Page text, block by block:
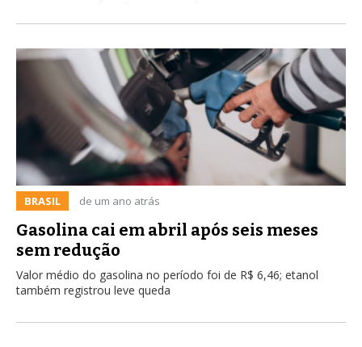
BRASIL de um ano atrás
Gasolina cai em abril após seis meses
sem redução
Valor médio do gasolina no período foi de R$ 6,46; etanol
também registrou leve queda